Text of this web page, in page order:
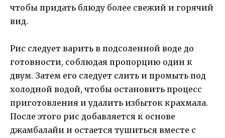
чтобы придать блюду более свежий и горячий
вид.
Рис следует варить в подсоленной воде до
готовности, соблюдая пропорцию один к
двум. Затем его следует слить и промыть под
холодной водой, чтобы остановить процесс
приготовления и удалить избыток крахмала.
После этого рис добавляется к основе
джамбалайи и остается тушиться вместе с